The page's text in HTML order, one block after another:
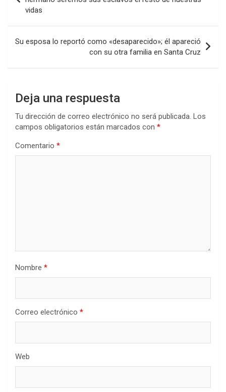
entradas
vidas
Su esposa lo reportó como «desaparecido»; él apareció
con su otra familia en Santa Cruz
Deja una respuesta
Tu dirección de correo electrónico no será publicada. Los
campos obligatorios están marcados con *
Comentario *
Nombre *
Correo electrónico *
Web